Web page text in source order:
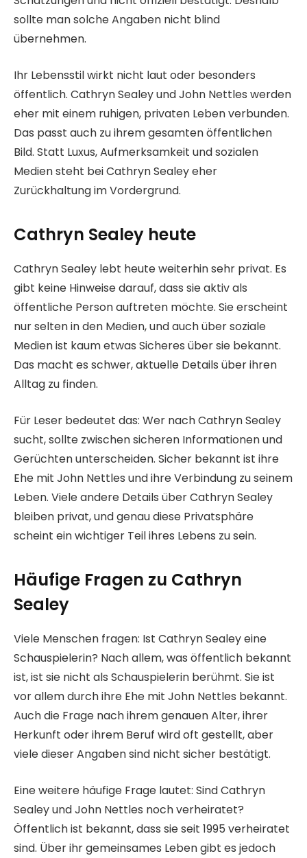
sollte man solche Angaben nicht blind
übernehmen.
Ihr Lebensstil wirkt nicht laut oder besonders
öffentlich. Cathryn Sealey und John Nettles werden
eher mit einem ruhigen, privaten Leben verbunden.
Das passt auch zu ihrem gesamten öffentlichen
Bild. Statt Luxus, Aufmerksamkeit und sozialen
Medien steht bei Cathryn Sealey eher
Zurückhaltung im Vordergrund.
Cathryn Sealey heute
Cathryn Sealey lebt heute weiterhin sehr privat. Es
gibt keine Hinweise darauf, dass sie aktiv als
öffentliche Person auftreten möchte. Sie erscheint
nur selten in den Medien, und auch über soziale
Medien ist kaum etwas Sicheres über sie bekannt.
Das macht es schwer, aktuelle Details über ihren
Alltag zu finden.
Für Leser bedeutet das: Wer nach Cathryn Sealey
sucht, sollte zwischen sicheren Informationen und
Gerüchten unterscheiden. Sicher bekannt ist ihre
Ehe mit John Nettles und ihre Verbindung zu seinem
Leben. Viele andere Details über Cathryn Sealey
bleiben privat, und genau diese Privatsphäre
scheint ein wichtiger Teil ihres Lebens zu sein.
Häufige Fragen zu Cathryn
Sealey
Viele Menschen fragen: Ist Cathryn Sealey eine
Schauspielerin? Nach allem, was öffentlich bekannt
ist, ist sie nicht als Schauspielerin berühmt. Sie ist
vor allem durch ihre Ehe mit John Nettles bekannt.
Auch die Frage nach ihrem genauen Alter, ihrer
Herkunft oder ihrem Beruf wird oft gestellt, aber
viele dieser Angaben sind nicht sicher bestätigt.
Eine weitere häufige Frage lautet: Sind Cathryn
Sealey und John Nettles noch verheiratet?
Öffentlich ist bekannt, dass sie seit 1995 verheiratet
sind. Über ihr gemeinsames Leben gibt es jedoch